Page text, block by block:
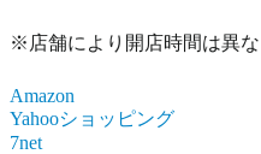
※店舗により開店時間は異な
Amazon
Yahooショッピング
7net